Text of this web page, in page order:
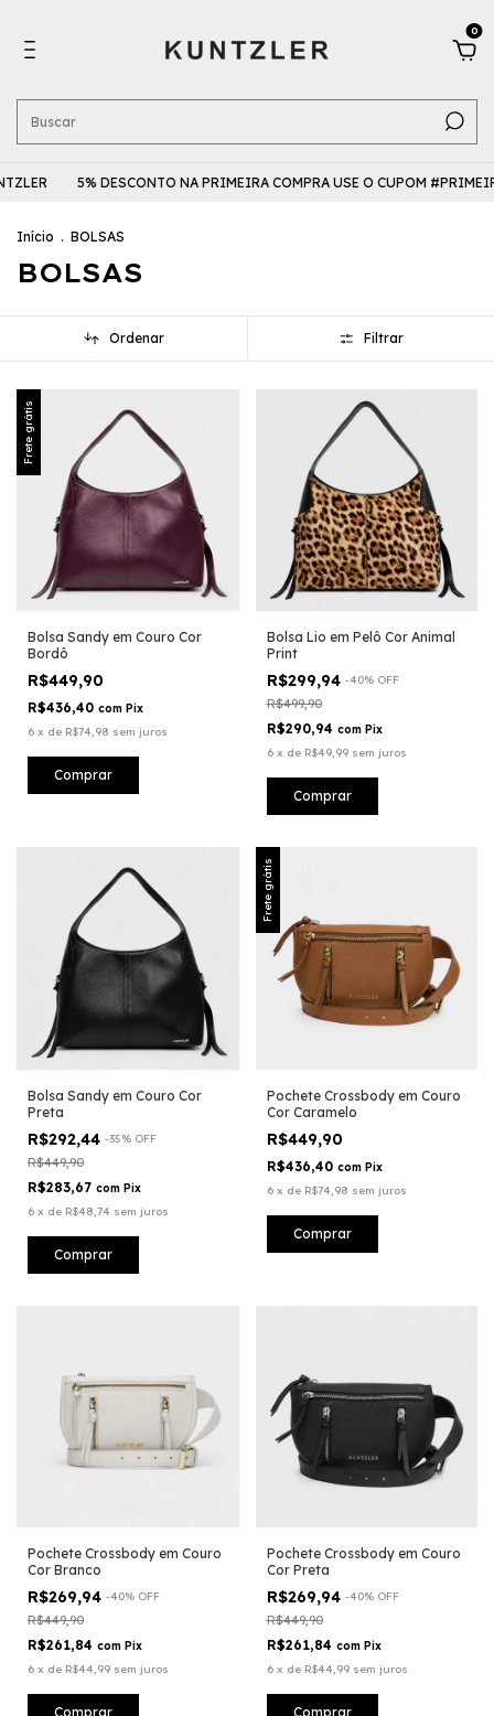
0
5% DESCONTO NA PRIMEIRA COMPRA USE O CUPOM
Início . BOLSAS
BOLSAS
Ordenar Filtrar
Frete grátis
Bolsa Sandy em Couro Cor
Bordô
R$449,90
R$436,40 com Pix
6 x de R$74,98 sem juros
Bolsa Lio em Pelô Cor Animal
Print
R$299,94 -40% OFF
R$499,90
R$290,94 com Pix
6 x de R$49,99 sem juros
Bolsa Sandy em Couro Cor
Preta
R$292,44 -35% OFF
R$449,90
R$283,67 com Pix
6 x de R$48,74 sem juros
Frete grátis
Pochete Crossbody em Couro
Cor Caramelo
R$449,90
R$436,40 com Pix
6 x de R$74,98 sem juros
Pochete Crossbody em Couro
Cor Branco
R$269,94 -40% OFF
R$449,90
R$261,84 com Pix
6 x de R$44,99 sem juros
Pochete Crossbody em Couro
Cor Preta
R$269,94 -40% OFF
R$449,90
R$261,84 com Pix
6 x de R$44,99 sem juros